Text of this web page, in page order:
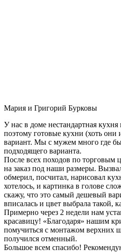
Мария и Григорий Бурковы
У нас в доме нестандартная кухня
поэтому готовые кухни (хоть
вариант. Мы с мужем много где
подходящего варианта.
После всех походов по торговым
на заказ под наши размеры.
обмерил, посчитал, нарисовал
хотелось, и картинка в голове
скажу, что это самый дешевый
вписалась и цвет выбрала такой,
Примерно через 2 недели нам
красавицу! «Благодаря» нашим
помучиться с монтажом верхних
получился отменный.
Большое всем спасибо!